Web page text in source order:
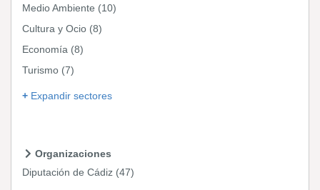
Medio Ambiente (10)
Cultura y Ocio (8)
Economía (8)
Turismo (7)
Expandir sectores
Organizaciones
Diputación de Cádiz (47)